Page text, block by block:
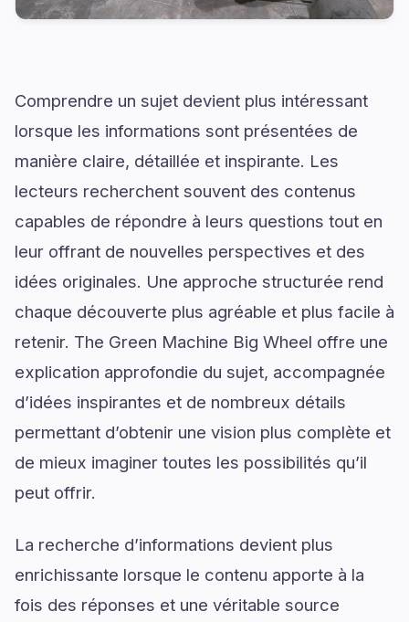
Comprendre un sujet devient plus intéressant
lorsque les informations sont présentées de
manière claire, détaillée et inspirante. Les
lecteurs recherchent souvent des contenus
capables de répondre à leurs questions tout en
leur offrant de nouvelles perspectives et des
idées originales. Une approche structurée rend
chaque découverte plus agréable et plus facile à
retenir. The Green Machine Big Wheel offre une
explication approfondie du sujet, accompagnée
d’idées inspirantes et de nombreux détails
permettant d’obtenir une vision plus complète et
de mieux imaginer toutes les possibilités qu’il
peut offrir.
La recherche d’informations devient plus
enrichissante lorsque le contenu apporte à la
fois des réponses et une véritable source